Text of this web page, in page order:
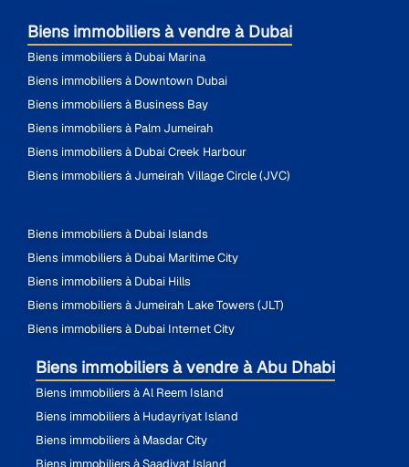
Biens immobiliers à vendre à Dubai
Biens immobiliers à Dubai Marina
Biens immobiliers à Downtown Dubai
Biens immobiliers à Business Bay
Biens immobiliers à Palm Jumeirah
Biens immobiliers à Dubai Creek Harbour
Biens immobiliers à Jumeirah Village Circle (JVC)
Biens immobiliers à Dubai Islands
Biens immobiliers à Dubai Maritime City
Biens immobiliers à Dubai Hills
Biens immobiliers à Jumeirah Lake Towers (JLT)
Biens immobiliers à Dubai Internet City
Biens immobiliers à vendre à Abu Dhabi
Biens immobiliers à Al Reem Island
Biens immobiliers à Hudayriyat Island
Biens immobiliers à Masdar City
Biens immobiliers à Saadiyat Island